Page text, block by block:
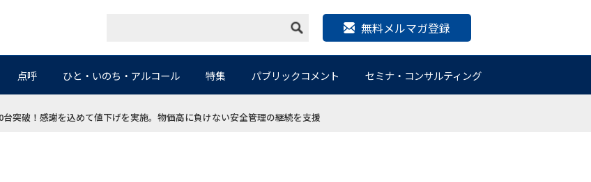
無料メルマガ登録
点呼 ひと・いのち・アルコール 特集 パブリックコメント セミナ・コンサルティング
突破！感謝を込めて値下げを実施。物価高に負けない安全管理の継続を支援